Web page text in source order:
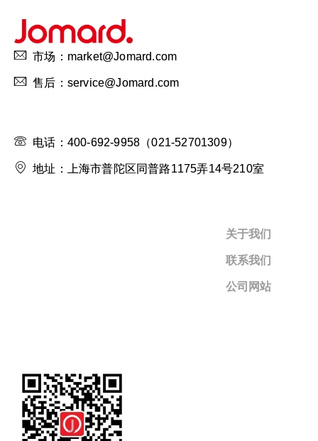
市场：market@Jomard.com
售后：service@Jomard.com
电话：400-692-9958（021-52701309）
地址：上海市普陀区同普路1175弄14号210室
关于我们
联系我们
公司网站